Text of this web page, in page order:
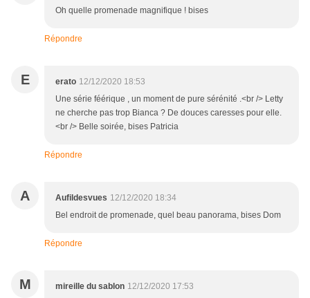
Oh quelle promenade magnifique ! bises
Répondre
E erato 12/12/2020 18:53
Une série féérique , un moment de pure sérénité .<br /> Letty
ne cherche pas trop Bianca ? De douces caresses pour elle.
<br /> Belle soirée, bises Patricia
Répondre
A Aufildesvues 12/12/2020 18:34
Bel endroit de promenade, quel beau panorama, bises Dom
Répondre
M mireille du sablon 12/12/2020 17:53